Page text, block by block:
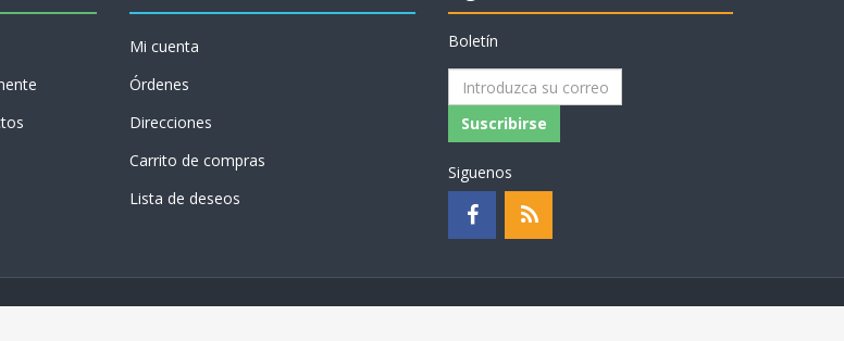
Mi cuenta
Órdenes
Direcciones
Carrito de compras
Lista de deseos
Boletín
Suscribirse
Siguenos